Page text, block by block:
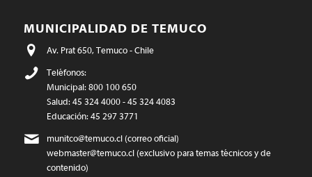
MUNICIPALIDAD DE TEMUCO
Av. Prat 650, Temuco - Chile
Teléfonos:
Municipal: 800 100 650
Salud: 45 324 4000 - 45 324 4083
Educación: 45 297 3771
munitco@temuco.cl(correo oficial)
webmaster@temuco.cl(exclusivo para temas técnicos y de
contenido)